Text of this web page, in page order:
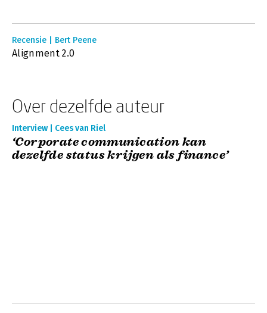
Recensie | Bert Peene
Alignment 2.0
Over dezelfde auteur
Interview | Cees van Riel
‘Corporate communication kan
dezelfde status krijgen als finance’